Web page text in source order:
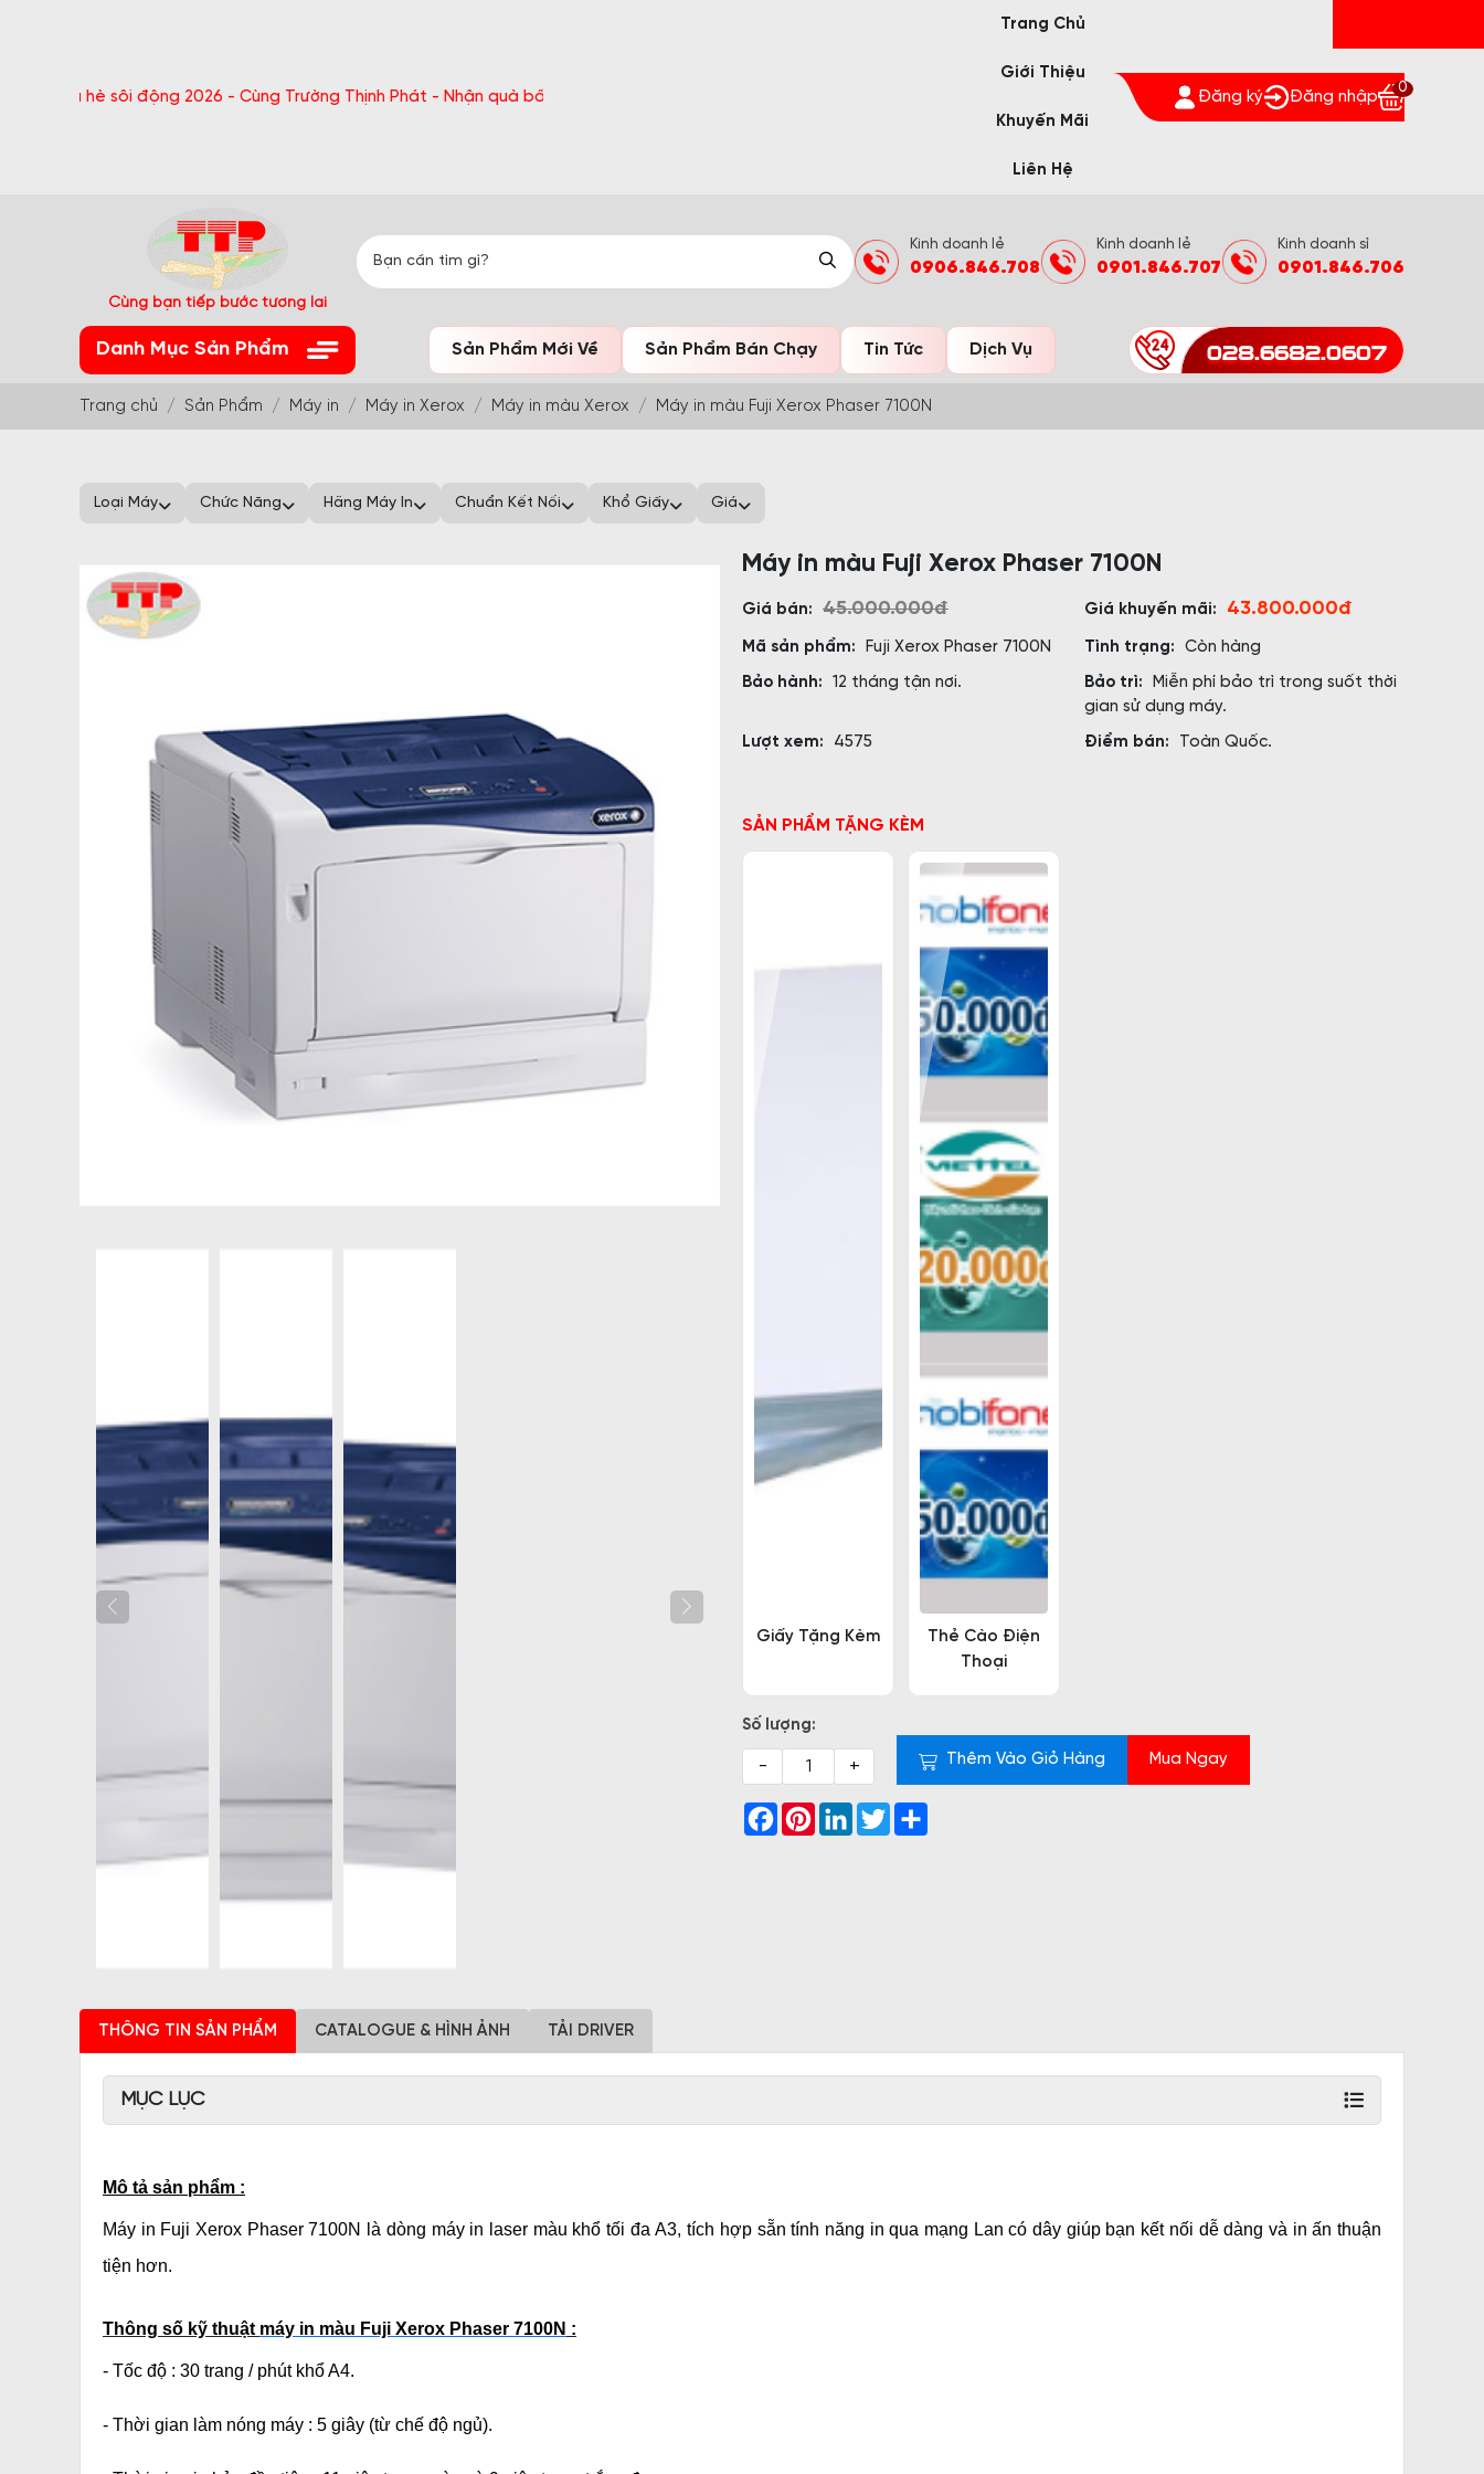
hè sôi động 2026 - Cùng Trường Thịnh Phát - Nhận quà bất ngờ Đón Hè Sang chi tiết tại 'Khuyến Mãi'
Trang Chủ
Giới Thiệu
Khuyến Mãi
Liên Hệ
Đăng ký Đăng nhập
0
Cùng bạn tiếp bước tương lai
Kinh doanh lẻ
0906.846.708
Kinh doanh lẻ
0901.846.707
Kinh doanh sỉ
0901.846.706
Danh Mục Sản Phẩm Sản Phẩm Mới Về Sản Phẩm Bán Chạy Tin Tức Dịch Vụ 028.6682.0607
Trang chủ Sản Phẩm Máy in Máy in Xerox Máy in màu Xerox Máy in màu Fuji Xerox Phaser 7100N
Loại Máy Chức Năng Hãng Máy In Chuẩn Kết Nối Khổ Giấy Giá
Máy in màu Fuji Xerox Phaser 7100N
Giá bán: 45.000.000đ Giá khuyến mãi: 43.800.000đ
Mã sản phẩm: Fuji Xerox Phaser 7100N Tình trạng:
Còn hàng
Bảo hành:
12 tháng tận nơi. Bảo trì:
Miễn phí bảo trì trong suốt thời
gian sử dụng máy.
Lượt xem:
4575 Điểm bán: Toàn Quốc.
SẢN PHẨM TẶNG KÈM
Giấy Tặng Kèm
Thẻ Cào Điện
Thoại
Số lượng:
- + Thêm Vào Giỏ Hàng Mua Ngay
Facebook
PinterestLinkedInTwitter
THÔNG TIN SẢN PHẨM CATALOGUE & HÌNH ẢNH TẢI DRIVER
MỤC LỤC
Mô tả sản phẩm :
Máy in Fuji Xerox Phaser 7100N là dòng máy in laser màu khổ tối đa A3, tích hợp sẵn tính năng in qua mạng Lan có dây giúp bạn kết nối dễ dàng và in ấn thuận
tiện hơn.
Thông số kỹ thuật máy in màu Fuji Xerox Phaser 7100N :
- Tốc độ : 30 trang / phút khổ A4.
- Thời gian làm nóng máy : 5 giây (từ chế độ ngủ).